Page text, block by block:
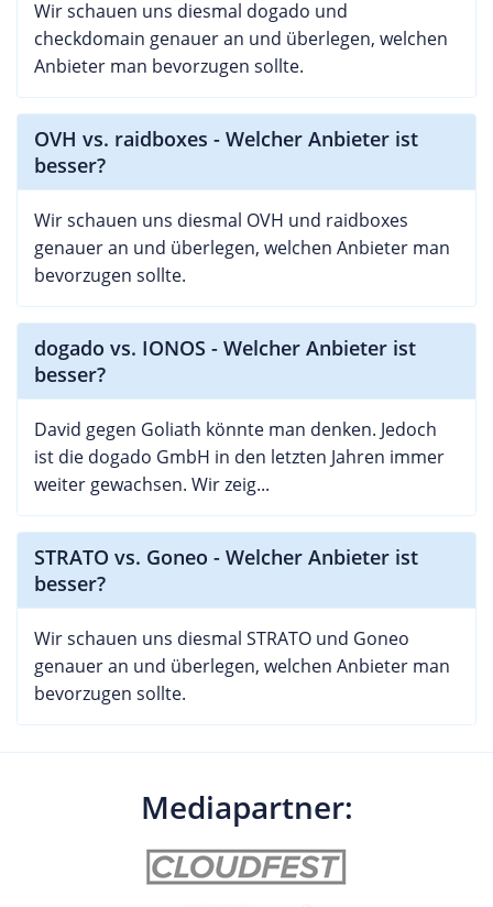
Wir schauen uns diesmal dogado und
checkdomain genauer an und überlegen, welchen
Anbieter man bevorzugen sollte.
OVH vs. raidboxes - Welcher Anbieter ist
besser?
Wir schauen uns diesmal OVH und raidboxes
genauer an und überlegen, welchen Anbieter man
bevorzugen sollte.
dogado vs. IONOS - Welcher Anbieter ist
besser?
David gegen Goliath könnte man denken. Jedoch
ist die dogado GmbH in den letzten Jahren immer
weiter gewachsen. Wir zeig...
STRATO vs. Goneo - Welcher Anbieter ist
besser?
Wir schauen uns diesmal STRATO und Goneo
genauer an und überlegen, welchen Anbieter man
bevorzugen sollte.
Mediapartner: